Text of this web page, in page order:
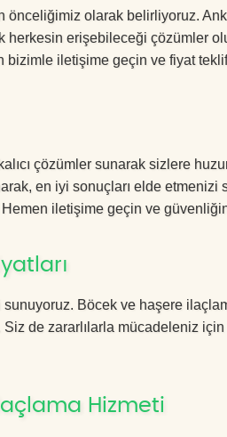
olarak belirliyoruz.
erişebileceği çözümler
iletişime geçin ve fiyat
çözümler sunarak sizlere
en iyi sonuçları elde etmenizi
iletişime geçin ve
Böcek ve haşere
de zararlılarla mücadeleniz
Hizmeti